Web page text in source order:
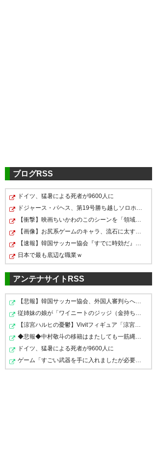
よし！栃木SC勝利！ 高萩凄い！
完全でください🙇‍♂️
— kashiwasan (SanTsc12)
2022, 7月 23
いょっしゃー！！勝った！アウ
ェイの借りは返したぞ！栃木SC
バンバーイ！🙌
— ひらだいらペイペイ(平平平
よし！栃木SC勝点3！！ 今日で
濃厚者として終わりだし 最高で
す！！ おめでとちゃ〜ん！！ イ
ケイケドンドン！！ #栃木SC
#keep #moving #forward
— インスタ（インスタントジョ
ンソン）スギ。@杉山貢一
(injyonsugi)2022, 7月 23
国体ユニで同勝ち点の山口さん
に勝利！ 山口さん後半完全に別
28節時点で勝ち点が34もあるじ
ゃないか！これは凄い！栃木SC
の追い込みはまだまだ続くよ！
俺はまだPOを諦めてないから
な！
— ひらだいらペイペイ(平平平
平) (circus_style_ma)2022, 7月
23
#栃木SC さんを応援しに カンセ
ブログRSS
ドイツ、猛暑による死者が9600人に
ドジャース・パヘス、第19号勝ち越しソロホームラン！！…
【衝撃】映画ちいかわのこのシーンを「領域展開」と呼ん…
【画像】お尻系ゲームのキャラ、流石に太すぎるｗｗｗｗ
【速報】韓国サッカー協会『すでに時効だ』、外国人審判…
日本で最も底辺な職業ｗ
アンテナサイトRSS
【悲報】韓国サッカー協会、外国人審判らへ性的接待疑惑→…
従姉妹の娘が「ワイニートのジッジ（金持ち）」にやたら…
【涼宮ハルヒの憂鬱】Vivitフィギュア「涼宮ハルヒ」プラ…
◆悲報◆中村敬斗の移籍はまたしても一筋縄ではいかず？ス…
ドイツ、猛暑による死者が9600人に
ゲーム「すごい武器を手に入れましたが必要レベルに達し…